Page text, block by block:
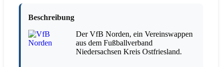
Beschreibung
Der VfB Norden, ein Vereinswappen
aus dem Fußballverband
Niedersachsen Kreis Ostfriesland.